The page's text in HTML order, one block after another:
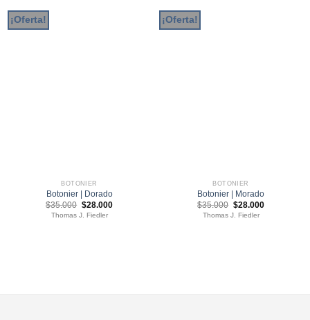
¡Oferta!
BOTONIER
Botonier | Dorado
$35.000 El
precio
original
$28.000El
Thomas J. Fiedler
¡Oferta!
BOTONIER
Botonier | Morado
$35.000 El
precio
original
$28.000El
Thomas J. Fiedler